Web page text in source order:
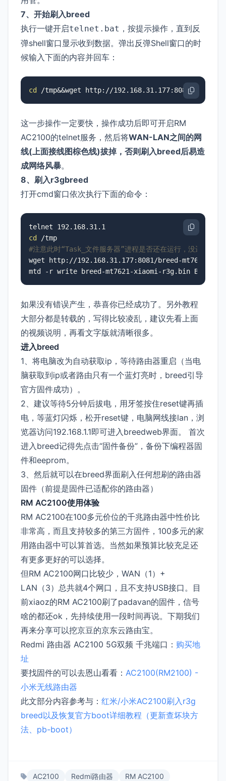
7、开始刷入breed
执行一键开启telnet.bat ，按提示操作，直到反
弹shell窗口显示收到数据。弹出反弹Shell窗口的时
候输入下面的内容并回车：
cd /tmp&&wget http://192.168.31.177:8081/
这一步操作一定要快，操作成功后即可开启RM
AC2100的telnet服务，然后将WAN-LAN之间的网
线(上面接线图棕色线)拔掉，否则刷入breed后易造
成网络风暴。
8、刷入r3gbreed
打开cmd窗口依次执行下面的命令：
cd
#注意此时“Task_文件服务器”进程是否还在运行，没运行
wget http://192.168.31.177:8081/breed-mt7621-
mtd -r write breed-mt7621-xiaomi-r3g.bin
如果没有错误产生，恭喜你已经成功了。另外教程
大部分都是转载的，写得比较凌乱，建议先看上面
的视频说明，再看文字版就清晰很多。
进入breed
1、将电脑改为自动获取ip，等待路由器重启（当电
脑获取到ip或者路由只有一个蓝灯亮时，breed引导
官方固件成功）。
2、建议等待5分钟后拔电，用牙签按住reset键再插
电，等蓝灯闪烁，松开reset键，电脑网线接lan，浏
览器访问192.168.1.1即可进入breedweb界面。 首次
进入breed记得先点击“固件备份”，备份下编程器固
件和eeprom。
3、然后就可以在breed界面刷入任何想刷的路由器
固件（前提是固件已适配你的路由器）
RM AC2100使用体验
RM AC2100在100多元价位的千兆路由器中性价比
非常高，而且支持较多的第三方固件，100多元的家
用路由器中可以算首选。当然如果预算比较充足还
有更多更好的可以选择。
但RM AC2100网口比较少，WAN（1）+
LAN（3）总共就4个网口，且不支持USB接口。目
前xiaoz的RM AC2100刷了padavan的固件，信号
啥的都还ok，先持续使用一段时间再说。下期我们
再来分享可以挖京豆的京东云路由宝。
Redmi 路由器 AC2100 5G双频 千兆端口： 购买地
址
要找固件的可以去恩山看看： AC2100(RM2100) -
小米无线路由器
此文部分内容参考与： 红米/小米AC2100刷入r3g
breed以及恢复官方boot详细教程（更新查坏块方
法、pb-boot）
AC2100 Redmi路由器 RM AC2100